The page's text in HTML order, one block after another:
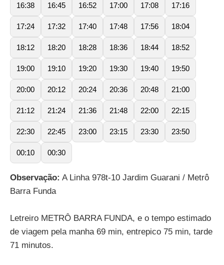
16:38 16:45 16:52 17:00 17:08 17:16
17:24 17:32 17:40 17:48 17:56 18:04
18:12 18:20 18:28 18:36 18:44 18:52
19:00 19:10 19:20 19:30 19:40 19:50
20:00 20:12 20:24 20:36 20:48 21:00
21:12 21:24 21:36 21:48 22:00 22:15
22:30 22:45 23:00 23:15 23:30 23:50
00:10 00:30
Observação: A Linha 978t-10 Jardim Guarani / Metrô
Barra Funda
Letreiro METRÔ BARRA FUNDA, e o tempo estimado
de viagem pela manha 69 min, entrepico 75 min, tarde
71 minutos.